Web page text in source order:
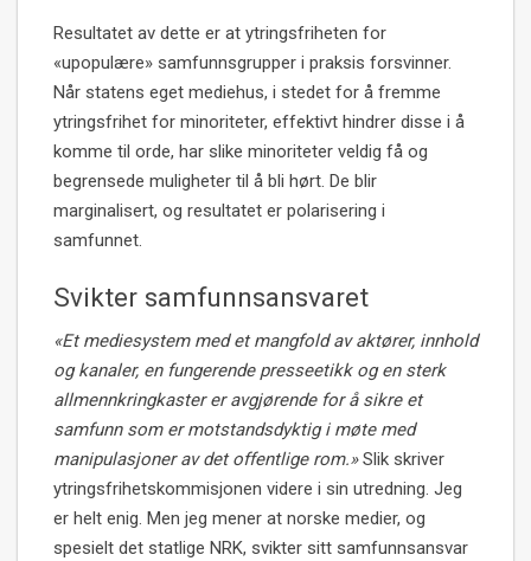
Resultatet av dette er at ytringsfriheten for
«upopulære» samfunnsgrupper i praksis forsvinner.
Når statens eget mediehus, i stedet for å fremme
ytringsfrihet for minoriteter, effektivt hindrer disse i å
komme til orde, har slike minoriteter veldig få og
begrensede muligheter til å bli hørt. De blir
marginalisert, og resultatet er polarisering i
samfunnet.
Svikter samfunnsansvaret
«Et mediesystem med et mangfold av aktører, innhold
og kanaler, en fungerende presseetikk og en sterk
allmennkringkaster er avgjørende for å sikre et
samfunn som er motstandsdyktig i møte med
manipulasjoner av det offentlige rom.»Slik skriver
ytringsfrihetskommisjonen videre i sin utredning. Jeg
er helt enig. Men jeg mener at norske medier, og
spesielt det statlige NRK, svikter sitt samfunnsansvar